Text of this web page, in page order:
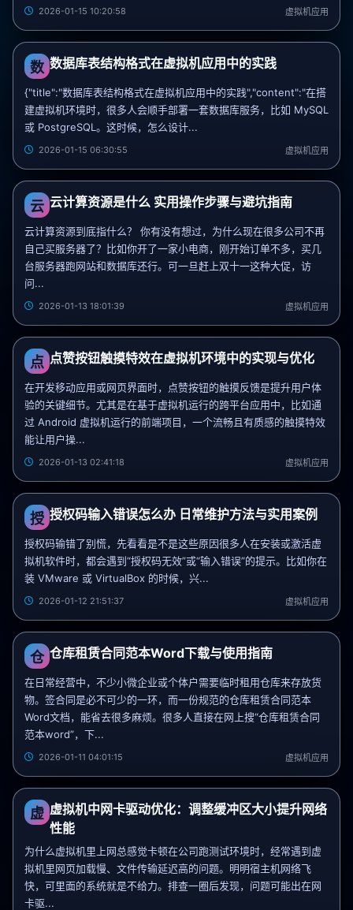
2026-01-15 10:20:58 虚拟机应用
数 数据库表结构格式在虚拟机应用中的实践
{"title":"数据库表结构格式在虚拟机应用中的实践","content":"在搭
建虚拟机环境时，很多人会顺手部署一套数据库服务，比如 MySQL
或 PostgreSQL。这时候，怎么设计...
2026-01-15 06:30:55 虚拟机应用
云 云计算资源是什么 实用操作步骤与避坑指南
云计算资源到底指什么？ 你有没有想过，为什么现在很多公司不再
自己买服务器了？比如你开了一家小电商，刚开始订单不多，买几
台服务器跑网站和数据库还行。可一旦赶上双十一这种大促，访
问...
2026-01-13 18:01:39 虚拟机应用
点 点赞按钮触摸特效在虚拟机环境中的实现与优化
在开发移动应用或网页界面时，点赞按钮的触摸反馈是提升用户体
验的关键细节。尤其是在基于虚拟机运行的跨平台应用中，比如通
过 Android 虚拟机运行的前端项目，一个流畅且有质感的触摸特效
能让用户操...
2026-01-13 02:41:18 虚拟机应用
授 授权码输入错误怎么办 日常维护方法与实用案例
授权码输错了别慌，先看看是不是这些原因很多人在安装或激活虚
拟机软件时，都会遇到“授权码无效”或“输入错误”的提示。比如你在
装 VMware 或 VirtualBox 的时候，兴...
2026-01-12 21:51:37 虚拟机应用
仓 仓库租赁合同范本Word下载与使用指南
在日常经营中，不少小微企业或个体户需要临时租用仓库来存放货
物。签合同是必不可少的一环，而一份规范的仓库租赁合同范本
Word文档，能省去很多麻烦。很多人直接在网上搜“仓库租赁合同
范本word”，下...
2026-01-11 04:01:15 虚拟机应用
虚 虚拟机中网卡驱动优化：调整缓冲区大小提升网络
性能
为什么虚拟机里上网总感觉卡顿在公司跑测试环境时，经常遇到虚
拟机里网页加载慢、文件传输延迟高的问题。明明宿主机网络飞
快，可里面的系统就是不给力。排查一圈后发现，问题可能出在网
卡驱...